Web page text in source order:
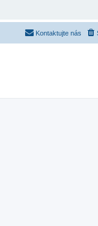
Kontaktujte nás